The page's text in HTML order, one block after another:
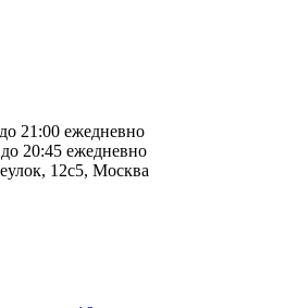
21:00 ежедневно
20:45 ежедневно
12с5, Москва